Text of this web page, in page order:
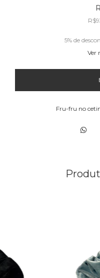
5% de
Ver
Fru-fru no